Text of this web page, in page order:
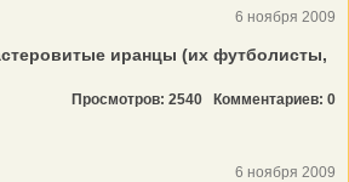
6 ноября 2009
иранцы (их футболисты,
Просмотров: 2540 Комментариев: 0
6 ноября 2009